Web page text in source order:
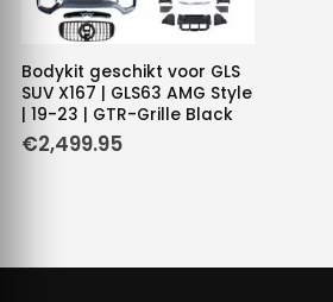
Bodykit geschikt voor GLS
SUV X167 | GLS63 AMG Style
| 19-23 | GTR-Grille Black
€2,499.95